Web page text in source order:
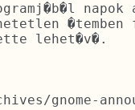
lehet�v�.
gnome-